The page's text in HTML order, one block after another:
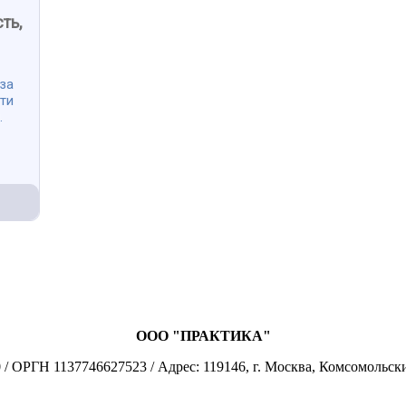
ООО "ПРАКТИКА"
ОРГН 1137746627523 / Адрес: 119146, г. Москва,